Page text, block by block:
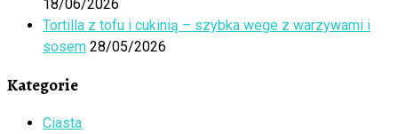
18/06/2026
Tortilla z tofu i cukinią – szybka wege z warzywami i
sosem 28/05/2026
Kategorie
Ciasta